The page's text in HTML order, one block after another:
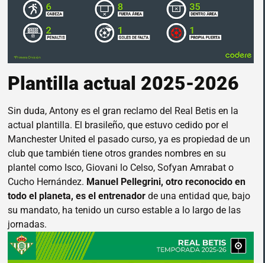
Plantilla actual 2025-2026
Sin duda, Antony es el gran reclamo del Real Betis en la
actual plantilla. El brasileño, que estuvo cedido por el
Manchester United el pasado curso, ya es propiedad de un
club que también tiene otros grandes nombres en su
plantel como Isco, Giovani lo Celso, Sofyan Amrabat o
Cucho Hernández. Manuel Pellegrini, otro reconocido en
todo el planeta, es el entrenador de una entidad que, bajo
su mandato, ha tenido un curso estable a lo largo de las
jornadas.